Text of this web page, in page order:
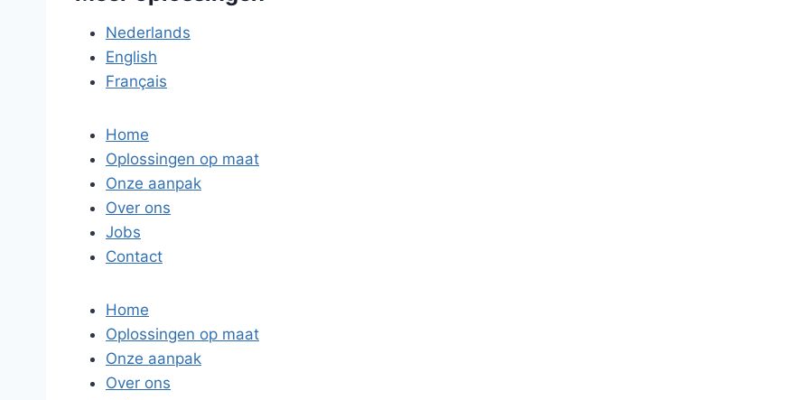
Nederlands
English
Français
Home
Oplossingen op maat
Onze aanpak
Over ons
Jobs
Contact
Home
Oplossingen op maat
Onze aanpak
Over ons